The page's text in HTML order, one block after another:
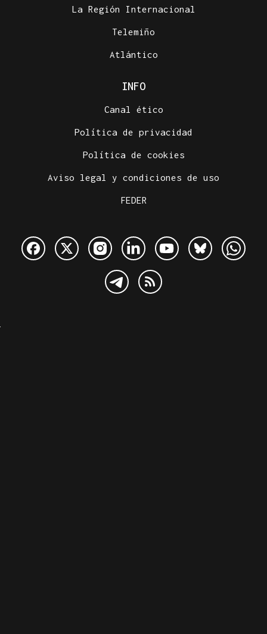
La Región Internacional
Telemiño
Atlántico
INFO
Canal ético
Política de privacidad
Política de cookies
Aviso legal y condiciones de uso
FEDER